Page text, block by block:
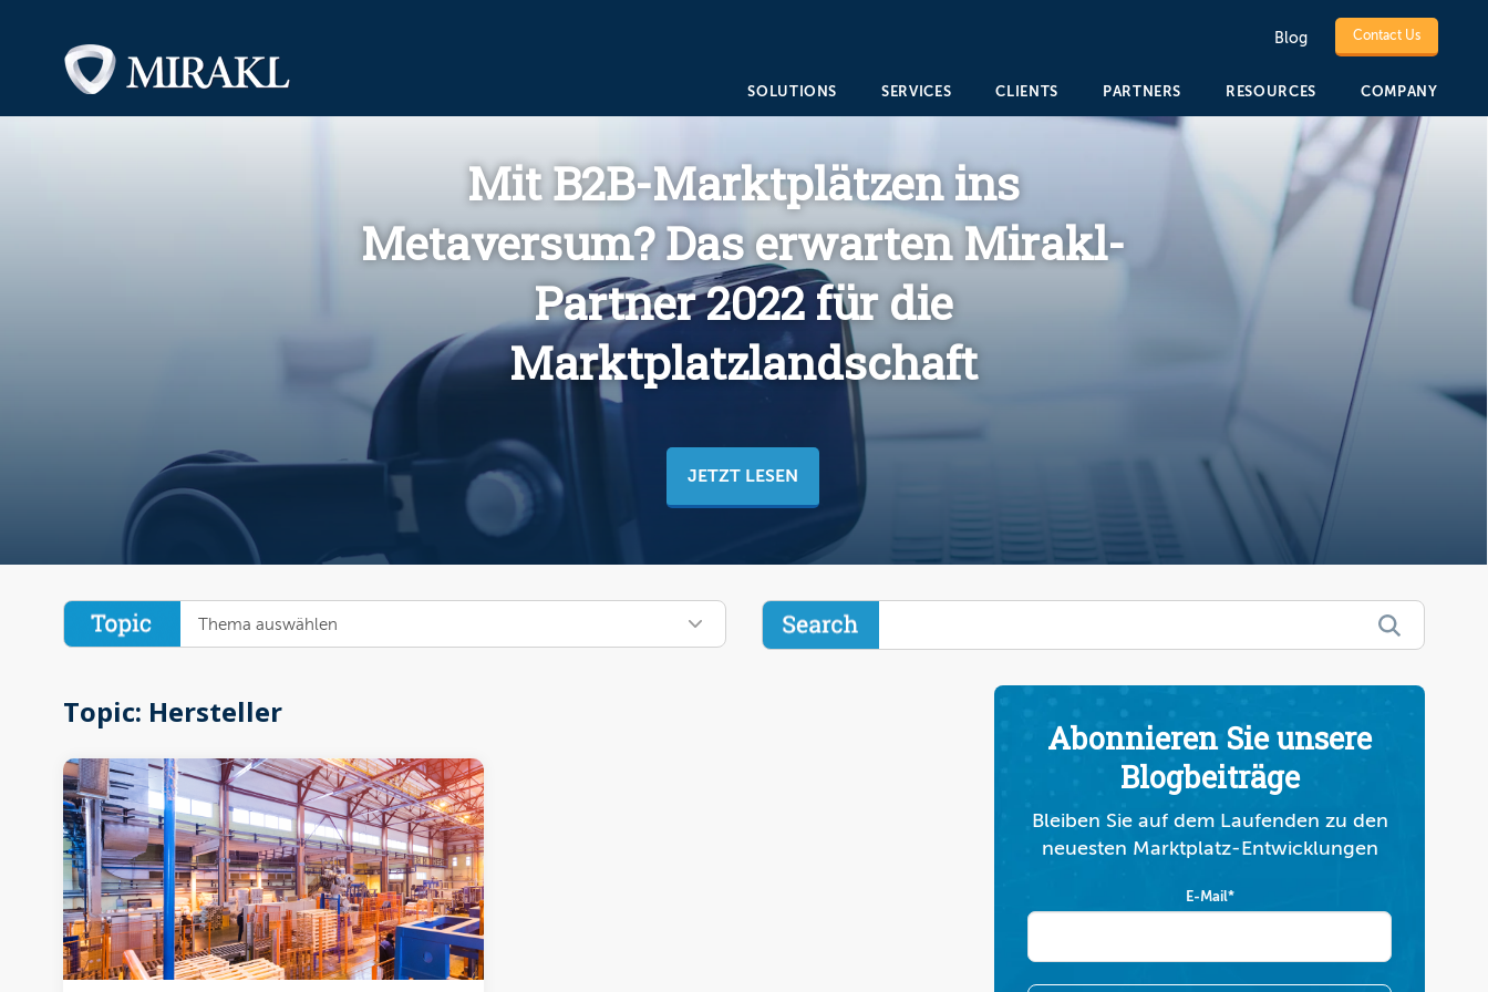
Blog Contact Us
SOLUTIONS SERVICES CLIENTS PARTNERS RESOURCES COMPANY
Mit B2B-Marktplätzen ins
Metaversum? Das erwarten Mirakl-
Partner 2022 für die
Marktplatzlandschaft
JETZT LESEN
Thema auswählen
Topic: Hersteller
Abonnieren Sie unsere
Blogbeiträge
Bleiben Sie auf dem Laufenden zu den
neuesten Marktplatz-Entwicklungen
E-Mail*